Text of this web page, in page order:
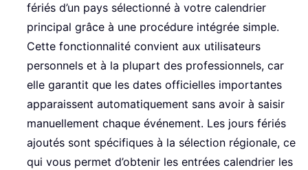
fériés d’un pays sélectionné à votre calendrier
principal grâce à une procédure intégrée simple.
Cette fonctionnalité convient aux utilisateurs
personnels et à la plupart des professionnels, car
elle garantit que les dates officielles importantes
apparaissent automatiquement sans avoir à saisir
manuellement chaque événement. Les jours fériés
ajoutés sont spécifiques à la sélection régionale, ce
qui vous permet d’obtenir les entrées calendrier les